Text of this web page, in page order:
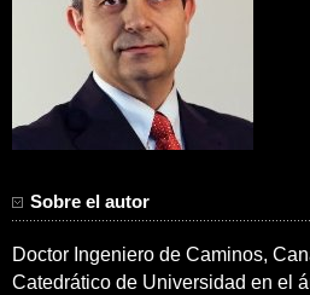
Sobre el autor
Doctor Ingeniero de Caminos,
Catedrático de Universidad en el